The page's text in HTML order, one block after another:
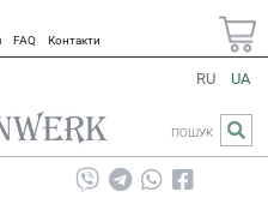
FAQ Контакти
RU UA
ПОШУК